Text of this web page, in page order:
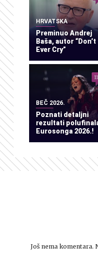
HRVATSKA
Preminuo Andrej
Baša, autor “Don’t
Ever Cry”
BEČ 2026.
Poznati detaljni
rezultati
Eurosonga 2026.!
11
Još nema komentara.